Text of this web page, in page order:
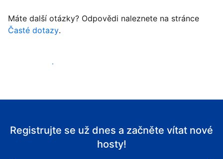
Máte další otázky? Odpovědi naleznete na stránce
Časté dotazy.
Začít přijímat hosty
Registrujte se už dnes a začněte vítat nové
hosty!